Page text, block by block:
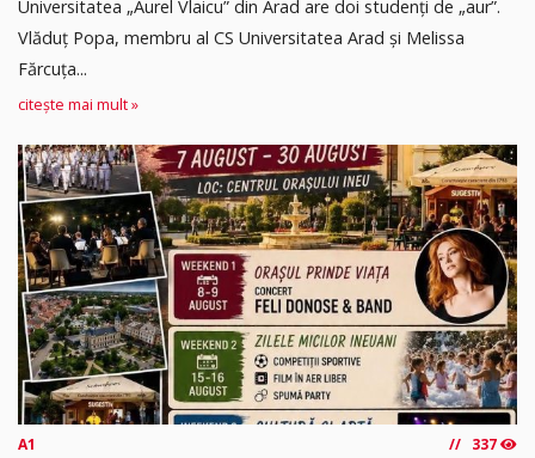
Universitatea „Aurel Vlaicu” din Arad are doi studenți de „aur”.
Vlăduț Popa, membru al CS Universitatea Arad și Melissa
Fărcuța...
citește mai mult »
A1 337